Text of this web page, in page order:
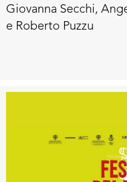
Giovanna Secchi,
e Roberto Puzzu